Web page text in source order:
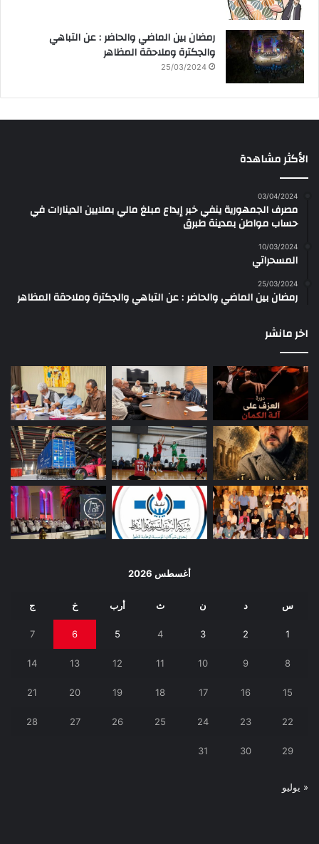
رمضان بين الماضي والحاضر : عن التباهي
والجكترة وملاحقة المظاهر
25/03/2024
الأكثر مشاهدة
03/04/2024
مصرف الجمهورية ينفي خبر إيداع مبلغ مالي بملايين الدينارات في
حساب مواطن بمدينة طبرق
10/03/2024
المسحراتي
25/03/2024
رمضان بين الماضي والحاضر : عن التباهي والجكترة وملاحقة المظاهر
اخر مانشر
أغسطس 2026
س د ن ث أرب خ ج
1
2
3
4
5
6
7
8
9
10
11
12
13
14
15
16
17
18
19
20
21
22
23
24
25
26
27
28
29
30
31
« يوليو